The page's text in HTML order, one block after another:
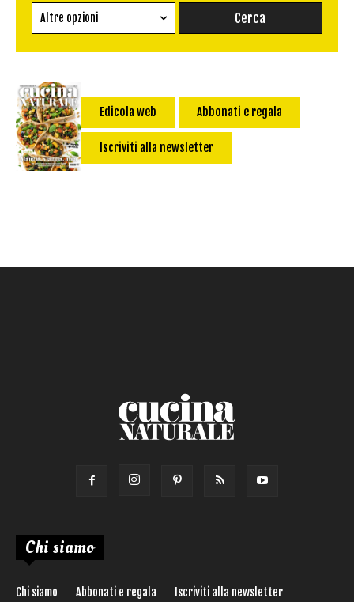
Ricetta vegetariana
Senza glutine
senza uova
Vegan
Conserva
Pane
Primo
Salsa
Altre opzioni
Impatto Glicemico:
Calorie max (kcal):
Edicola web Abbonati e regala
Iscriviti alla newsletter
Chi siamo
Chi siamo Abbonati e regala Iscriviti alla newsletter